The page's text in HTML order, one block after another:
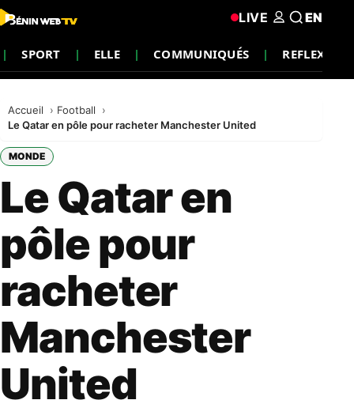
SPORT ELLE COMMUNIQUÉS REFLEXION
LIVE EN
Accueil
Football
Le Qatar en pôle pour racheter Manchester United
MONDE
Le Qatar en
pôle pour
racheter
Manchester
United